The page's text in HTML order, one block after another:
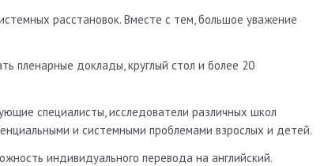
расстановок. Вместе с тем, большое уважение
пленарные доклады, круглый стол и более 20
специалисты, исследователи различных школ
и системными проблемами взрослых и детей.
индивидуального перевода на английский.